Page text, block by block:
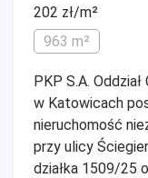
202 zł/m²
963 m²
PKP S.A.
w Katowicach
nieruchomość
przy ulicy
działka 1509/25